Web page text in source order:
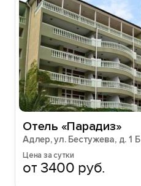
Отель «Парадиз»
Адлер, ул. Бестужева, д. 1 Б
Цена за сутки
от 3400 руб.